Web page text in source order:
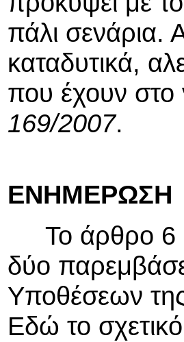
πάλι σενάρια.
καταδυτικά,
που έχουν
169/2007.
ΕΝΗΜΕΡΩΣΗ
Το άρθρο 6
δύο
Υποθέσεων
Εδώ το